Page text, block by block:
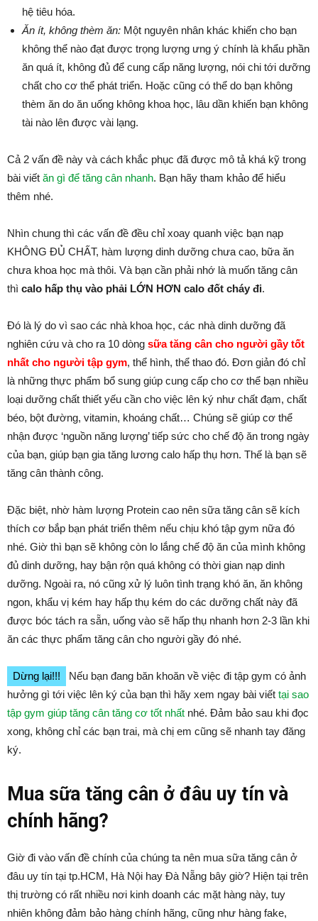
hệ tiêu hóa.
Ăn ít, không thèm ăn: Một nguyên nhân khác khiến cho bạn
không thể nào đạt được trọng lượng ưng ý chính là khẩu phần
ăn quá ít, không đủ để cung cấp năng lượng, nói chi tới dưỡng
chất cho cơ thể phát triển. Hoặc cũng có thể do bạn không
thèm ăn do ăn uống không khoa học, lâu dần khiến bạn không
tài nào lên được vài lạng.
Cả 2 vấn đề này và cách khắc phục đã được mô tả khá kỹ trong
bài viết ăn gì để tăng cân nhanh. Bạn hãy tham khảo để hiểu
thêm nhé.
Nhìn chung thì các vấn đề đều chỉ xoay quanh việc bạn nạp
KHÔNG ĐỦ CHẤT, hàm lượng dinh dưỡng chưa cao, bữa ăn
chưa khoa học mà thôi. Và bạn cần phải nhớ là muốn tăng cân
thì calo hấp thụ vào phải LỚN HƠN calo đốt cháy đi.
Đó là lý do vì sao các nhà khoa học, các nhà dinh dưỡng đã
nghiên cứu và cho ra 10 dòng sữa tăng cân cho người gầy tốt
nhất cho người tập gym, thể hình, thể thao đó. Đơn giản đó chỉ
là những thực phẩm bổ sung giúp cung cấp cho cơ thể bạn nhiều
loại dưỡng chất thiết yếu cần cho việc lên ký như chất đạm, chất
béo, bột đường, vitamin, khoáng chất… Chúng sẽ giúp cơ thể
nhận được ‘nguồn năng lượng’ tiếp sức cho chế độ ăn trong ngày
của bạn, giúp bạn gia tăng lương calo hấp thụ hơn. Thế là bạn sẽ
tăng cân thành công.
Đặc biệt, nhờ hàm lượng Protein cao nên sữa tăng cân sẽ kích
thích cơ bắp bạn phát triển thêm nếu chịu khó tập gym nữa đó
nhé. Giờ thì bạn sẽ không còn lo lắng chế độ ăn của mình không
đủ dinh dưỡng, hay bận rộn quá không có thời gian nạp dinh
dưỡng. Ngoài ra, nó cũng xử lý luôn tình trạng khó ăn, ăn không
ngon, khẩu vị kém hay hấp thụ kém do các dưỡng chất này đã
được bóc tách ra sẵn, uống vào sẽ hấp thụ nhanh hơn 2-3 lần khi
ăn các thực phẩm tăng cân cho người gầy đó nhé.
Dừng lại!!!
Nếu bạn đang băn khoăn về việc đi tập gym có ảnh
hưởng gì tới việc lên ký của bạn thì hãy xem ngay bài viết tại sao
tập gym giúp tăng cân tăng cơ tốt nhất nhé. Đảm bảo sau khi đọc
xong, không chỉ các bạn trai, mà chị em cũng sẽ nhanh tay đăng
ký.
Mua sữa tăng cân ở đâu uy tín và
chính hãng?
Giờ đi vào vấn đề chính của chúng ta nên mua sữa tăng cân ở
đâu uy tín tại tp.HCM, Hà Nội hay Đà Nẵng bây giờ? Hiện tại trên
thị trường có rất nhiều nơi kinh doanh các mặt hàng này, tuy
nhiên không đảm bảo hàng chính hãng, cũng như hàng fake,